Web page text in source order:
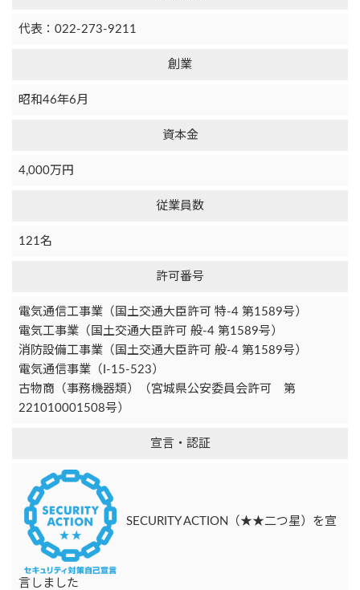
代表：022-273-9211
創業
昭和46年6月
資本金
4,000万円
従業員数
121名
許可番号
電気通信工事業（国土交通大臣許可 特-4 第1589号）
電気工事業（国土交通大臣許可 般-4 第1589号）
消防設備工事業（国土交通大臣許可 般-4 第1589号）
電気通信事業（I-15-523）
古物商（事務機器類）（宮城県公安委員会許可 第
221010001508号）
宣言・認証
SECURITY ACTION（★★二つ星）を宣
言しました